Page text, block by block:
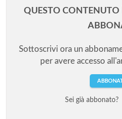
QUESTO CONTENUTO
Sottoscrivi ora un
per avere accesso
Sei già abbonato?